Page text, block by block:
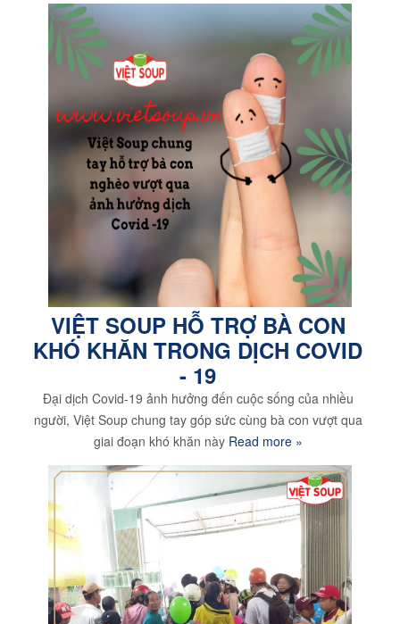
VIỆT SOUP HỖ TRỢ BÀ CON
KHÓ KHĂN TRONG DỊCH COVID
- 19
Đại dịch Covid-19 ảnh hưởng đến cuộc sống của nhiều
người, Việt Soup chung tay góp sức cùng bà con vượt qua
giai đoạn khó khăn này Read more »